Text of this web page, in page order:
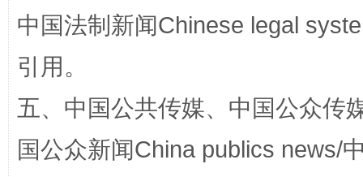
招工难、用工荒背后
中国法制新闻Chinese legal
引用。
五、中国公共传媒、中国公众传
国公众新闻China publics news/